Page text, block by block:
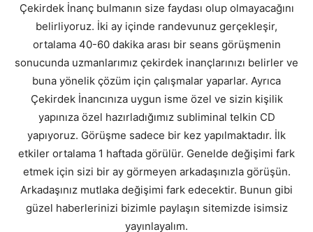
Çekirdek İnanç bulmanın size faydası olup olmayacağını
belirliyoruz. İki ay içinde randevunuz gerçekleşir,
ortalama 40-60 dakika arası bir seans görüşmenin
sonucunda uzmanlarımız çekirdek inançlarınızı belirler ve
buna yönelik çözüm için çalışmalar yaparlar. Ayrıca
Çekirdek İnancınıza uygun isme özel ve sizin kişilik
yapınıza özel hazırladığımız subliminal telkin CD
yapıyoruz. Görüşme sadece bir kez yapılmaktadır. İlk
etkiler ortalama 1 haftada görülür. Genelde değişimi fark
etmek için sizi bir ay görmeyen arkadaşınızla görüşün.
Arkadaşınız mutlaka değişimi fark edecektir. Bunun gibi
güzel haberlerinizi bizimle paylaşın sitemizde isimsiz
yayınlayalım.